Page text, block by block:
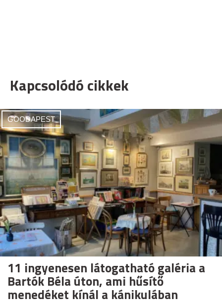
Kapcsolódó cikkek
GOODAPEST
11 ingyenesen látogatható galéria a
Bartók Béla úton, ami hűsítő
menedéket kínál a kánikulában